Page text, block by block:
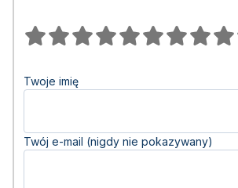
Twoje imię
Twój e-mail (nigdy nie pokazywany)